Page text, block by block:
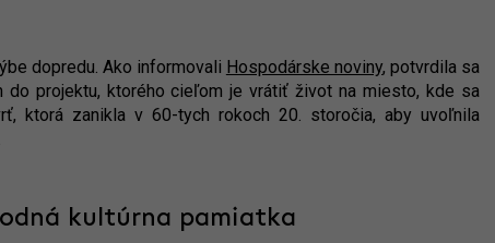
dopredu. Ako informovali Hospodárske noviny, potvrdila sa
do projektu, ktorého cieľom je vrátiť život na miesto, kde sa
ktorá zanikla v 60-tych rokoch 20. storočia, aby uvoľnila
kultúrna pamiatka